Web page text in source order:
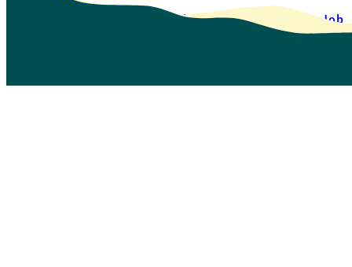
Oversigt over selvbetjeningJob